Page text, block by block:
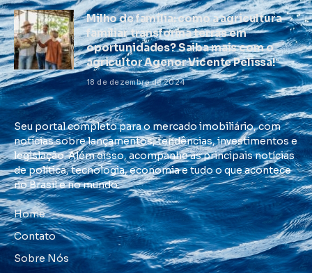
Milho de família: como a agricultura
familiar transforma terras em
oportunidades? Saiba mais com o
agricultor Agenor Vicente Pelissa!
18 de dezembro de 2024
Seu portal completo para o mercado imobiliário, com
notícias sobre lançamentos, tendências, investimentos e
legislação. Além disso, acompanhe as principais notícias
de política, tecnologia, economia e tudo o que acontece
no Brasil e no mundo.
Home
Contato
Sobre Nós